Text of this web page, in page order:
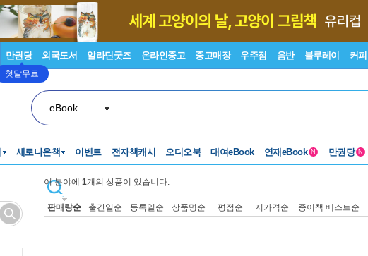
만권당
첫달무료
외국도서 알라딘굿즈 온라인중고 중고매장 우주점 음반 블루레이 커피
eBook
새로나온책 이벤트 전자책캐시 오디오북 대여eBook 연재eBook N 만권당 N
이 분야에 1개의 상품이 있습니다.
판매량순 출간일순 등록일순 상품명순 평점순 저가격순 종이책 베스트순